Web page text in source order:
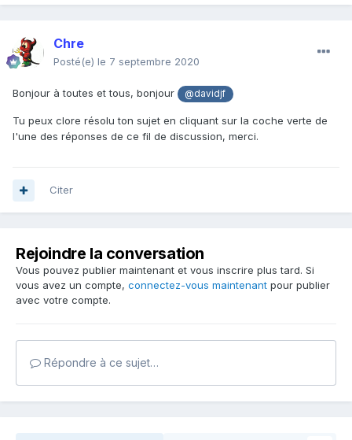
Chre
Posté(e) le 7 septembre 2020
Bonjour à toutes et tous, bonjour @davidjf
Tu peux clore résolu ton sujet en cliquant sur la coche verte de
l'une des réponses de ce fil de discussion, merci.
Citer
Rejoindre la conversation
Vous pouvez publier maintenant et vous inscrire plus tard. Si
vous avez un compte, connectez-vous maintenant pour publier
avec votre compte.
Répondre à ce sujet…